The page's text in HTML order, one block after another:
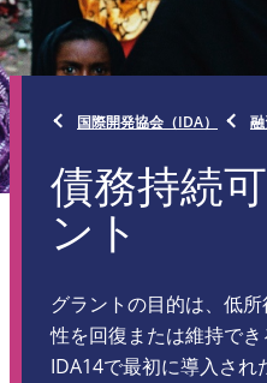
国際開発協会（IDA）
債務持続
ント
グラントの目的は、低
性を回復または維持でき
IDA14で最初に導入さ